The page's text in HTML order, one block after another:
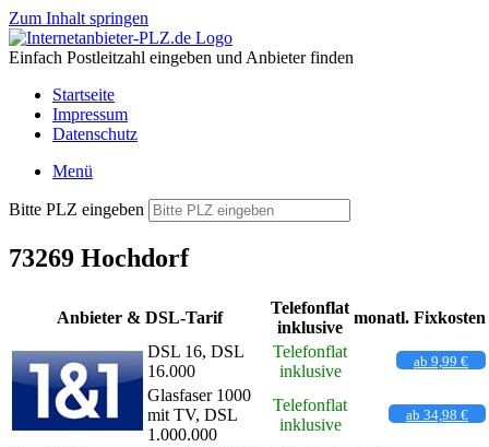
Zum Inhalt springen
Einfach Postleitzahl eingeben und Anbieter finden
Startseite
Impressum
Datenschutz
Menü
Bitte PLZ eingeben
73269 Hochdorf
Anbieter & DSL-Tarif
Telefonflat
inklusive
monatl. Fixkosten
DSL 16, DSL
16.000
Telefonflat
inklusive
ab 9,99 €
Glasfaser 1000
mit TV, DSL
1.000.000
Telefonflat
inklusive
ab 34,98 €